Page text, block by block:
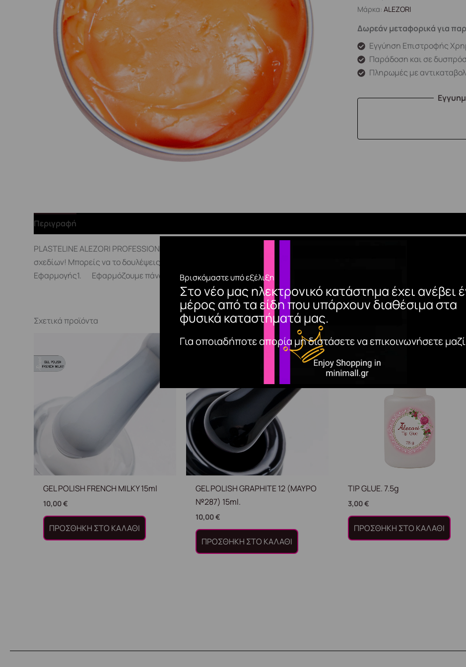
Βρισκόμαστε υπό εξέλιξη
Στο νέο μας ηλεκτρονικό κατάστημα έχει ανέβει
μέρος από τα είδη που υπάρχουν διαθέσιμα στα
φυσικά καταστήματά μας.
Για οποιαδήποτε απορία μη διστάσετε να επικοινωνήσετε
Μάρκα:ALEZORI
Δωρεάν μεταφορικά για
Εγγύηση Επιστροφής
Παράδοση και σε
Πληρωμές με
Περιγραφή
PLASTELINE ALEZORI PROFESSIONAL PRODUCTSΤο Plasteline είναι το πλέον ιδανικό προϊόν για δημιουργία 3D
σχεδίων! Μπορείς να το δουλέψεις κατά προτίμηση με πινέλο σιλικόνης. Χαρακτηριστικά· 12 υπέροχες
Εφαρμογής1. Εφαρμόζουμε πάνω σε Top Coat Non Wipe (εκτός του Adamand)2. Πολυμερίζουμε για 120’’3. Δεν
Σχετικά προϊόντα
GEL POLISH FRENCH MILKY 15ml
10,00€
ΠΡΟΣΘΉΚΗ ΣΤΟ ΚΑΛΆΘΙ
GEL POLISH GRAPHITE 12 (ΜΑΥΡΟ
№287) 15ml.
10,00€
ΠΡΟΣΘΉΚΗ ΣΤΟ ΚΑΛΆΘΙ
TIP GLUE. 7.5g
3,00€
ΠΡΟΣΘΉΚΗ ΣΤΟ ΚΑΛΆΘΙ